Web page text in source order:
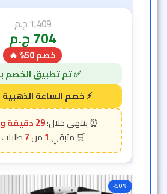
1,409ج.م
704ج.م
خصم 50% 🔥
29 دقيقة و 26 ثانية
1
7
-50%